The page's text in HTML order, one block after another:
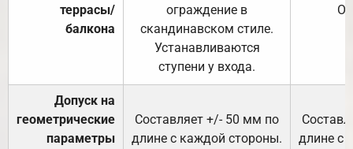
террасы/
балкона
ограждение в
скандинавском стиле.
Устанавливаются
ступени у входа.
Допуск на
геометрические
параметры
Составляет +/- 50 мм по
длине с каждой стороны.
длине с